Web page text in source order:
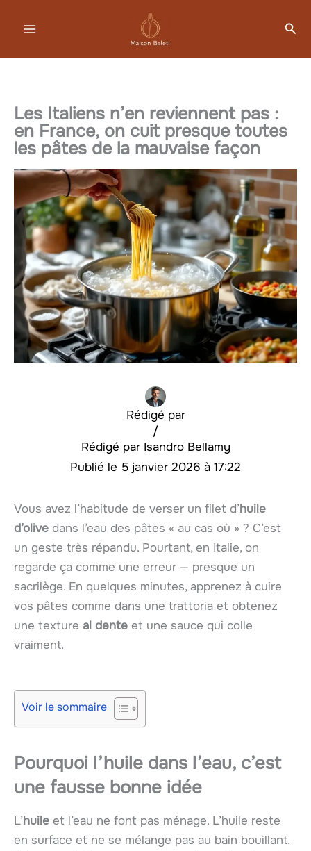
Les Italiens n’en reviennent pas :
en France, on cuit presque toutes
les pâtes de la mauvaise façon
Rédigé par
Isandro Bellamy
/
5 janvier 2026 à 17:22
Vous avez l’habitude de verser un filet d’huile
d’olive dans l’eau des pâtes « au cas où » ? C’est
un geste très répandu. Pourtant, en Italie, on
regarde ça comme une erreur — presque un
sacrilège. En quelques minutes, apprenez à cuire
vos pâtes comme dans une trattoria et obtenez
une texture al dente et une sauce qui colle
vraiment.
Voir le sommaire
Pourquoi l’huile dans l’eau, c’est
une fausse bonne idée
L’huile et l’eau ne font pas ménage. L’huile reste
en surface et ne se mélange pas au bain bouillant.